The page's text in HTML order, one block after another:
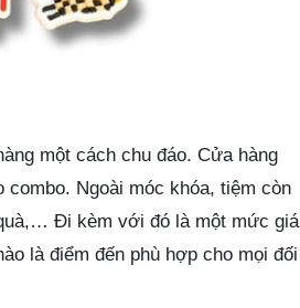
một cách chu đáo. Cửa hàng
Ngoài móc khóa, tiệm còn
Đi kèm với đó là một mức giá
là điểm đến phù hợp cho mọi đối